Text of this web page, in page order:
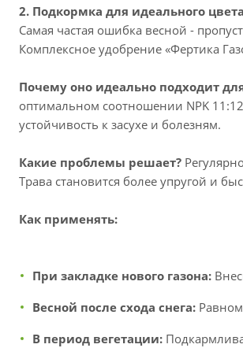
2. Подкормка для идеального
Самая частая ошибка весной -
Комплексное удобрение «Фертика
Почему оно идеально подходит
оптимальном соотношении NPK
устойчивость к засухе и болезням.
Какие проблемы решает?
Трава становится более упругой и
Как применять:
При закладке нового газона:
Весной после схода снега:
В период вегетации: